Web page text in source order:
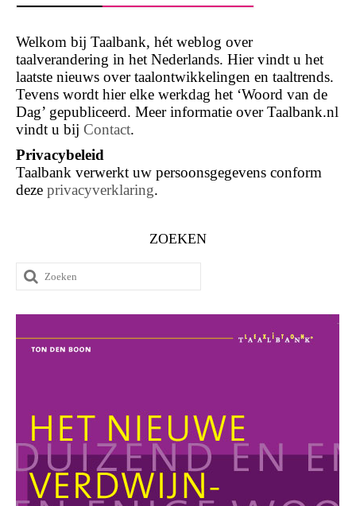
Welkom bij Taalbank, hét weblog over
taalverandering in het Nederlands. Hier vindt u het
laatste nieuws over taalontwikkelingen en taaltrends.
Tevens wordt hier elke werkdag het ‘Woord van de
Dag’ gepubliceerd. Meer informatie over Taalbank.nl
vindt u bij Contact.
Privacybeleid
Taalbank verwerkt uw persoonsgegevens conform
deze privacyverklaring.
ZOEKEN
Zoeken
naar: